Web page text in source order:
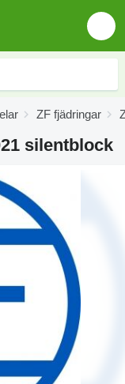
ZF fjädringar
silentblock